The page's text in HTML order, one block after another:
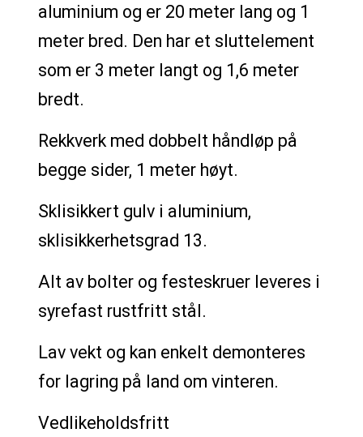
aluminium og er 20 meter lang og 1
meter bred. Den har et sluttelement
som er 3 meter langt og 1,6 meter
bredt.
Rekkverk med dobbelt håndløp på
begge sider, 1 meter høyt.
Sklisikkert gulv i aluminium,
sklisikkerhetsgrad 13.
Alt av bolter og festeskruer leveres i
syrefast rustfritt stål.
Lav vekt og kan enkelt demonteres
for lagring på land om vinteren.
Vedlikeholdsfritt